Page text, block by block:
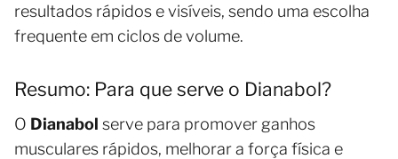
resultados rápidos e visíveis, sendo uma escolha
frequente em ciclos de volume.
Resumo: Para que serve o Dianabol?
O Dianabol serve para promover ganhos
musculares rápidos, melhorar a força física e